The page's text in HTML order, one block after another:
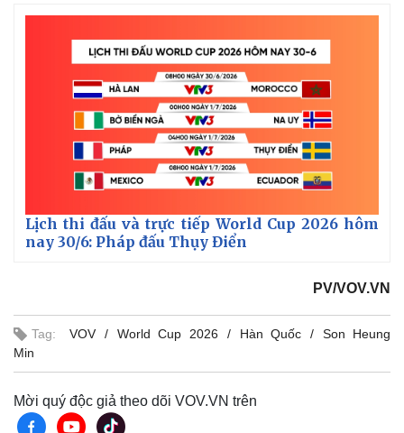
Lịch thi đấu và trực tiếp World Cup 2026 hôm
nay 30/6: Pháp đấu Thụy Điển
PV/VOV.VN
Tag: VOV World Cup 2026 Hàn Quốc
Son Heung
Min
Mời quý độc giả theo dõi VOV.VN trên